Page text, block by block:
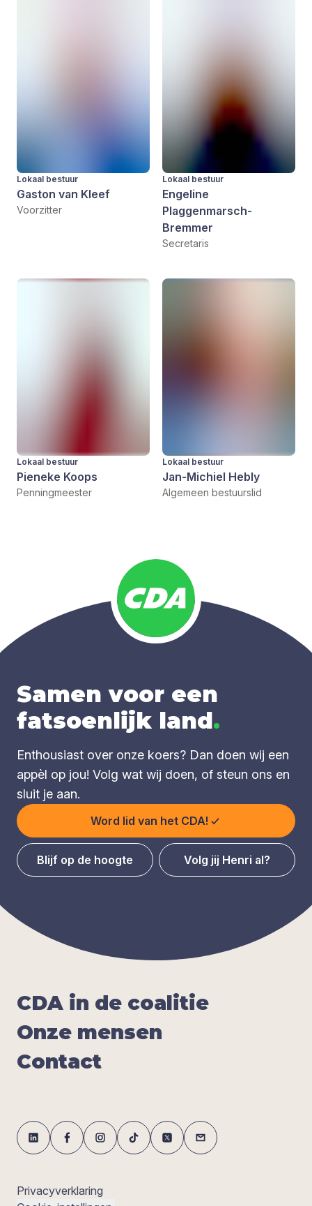
Lokaal bestuur
Gaston van Kleef
Voorzitter
Lokaal bestuur
Engeline
Plaggenmarsch-
Bremmer
Secretaris
Lokaal bestuur
Pieneke Koops
Penningmeester
Lokaal bestuur
Jan-Michiel Hebly
Algemeen bestuurslid
Samen voor een
fatsoenlijk land.
Enthousiast over onze koers? Dan doen wij een
appèl op jou! Volg wat wij doen, of steun ons en
sluit je aan.
Word lid van het CDA!
Blijf op de hoogte Volg jij Henri al?
CDA in de coa­li­tie
Onze men­sen
Con­tact
Privacyverklaring